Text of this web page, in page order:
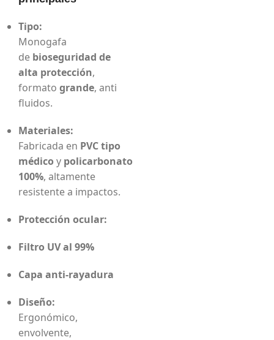
Tipo:
Monogafa
de bioseguridad de
alta protección,
formato grande, anti
fluidos.
Materiales:
Fabricada en PVC tipo
médico y policarbonato
100%, altamente
resistente a impactos.
Protección ocular:
Filtro UV al 99%
Capa anti-rayadura
Diseño:
Ergonómico,
envolvente,